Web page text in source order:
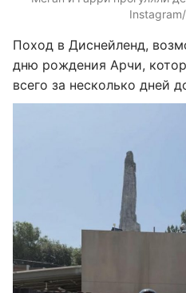
Поход в Диснейленд,
дню рождения Арчи,
всего за несколько дней